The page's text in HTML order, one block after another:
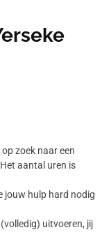
zoek naar een
aantal uren is
jouw hulp hard nodig
uitvoeren, jij